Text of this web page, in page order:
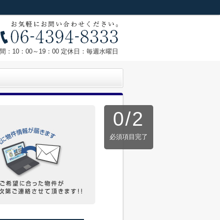
：10：00～19：00 定休日：毎週水曜日
0/2
必須項目完了